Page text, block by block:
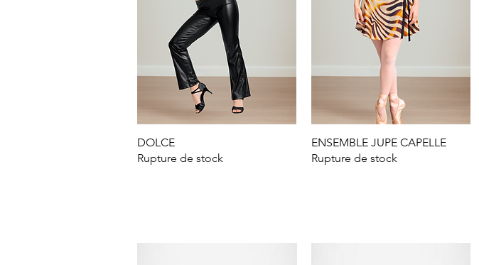
DOLCE
Rupture de stock
Aperçu rapide
ENSEMBLE JUPE CAPELLE
Rupture de stock